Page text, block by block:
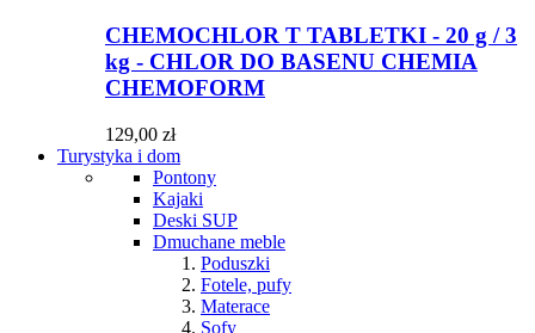
CHEMOCHLOR T TABLETKI - 20 g / 3
kg - CHLOR DO BASENU CHEMIA
CHEMOFORM
129,00 zł
Turystyka i dom
Pontony
Kajaki
Deski SUP
Dmuchane meble
Poduszki
Fotele, pufy
Materace
Sofy